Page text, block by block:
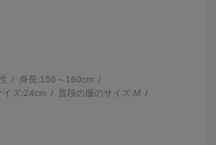
身長:156～160cm
イズ:24cm 普段の服のサイズ:M